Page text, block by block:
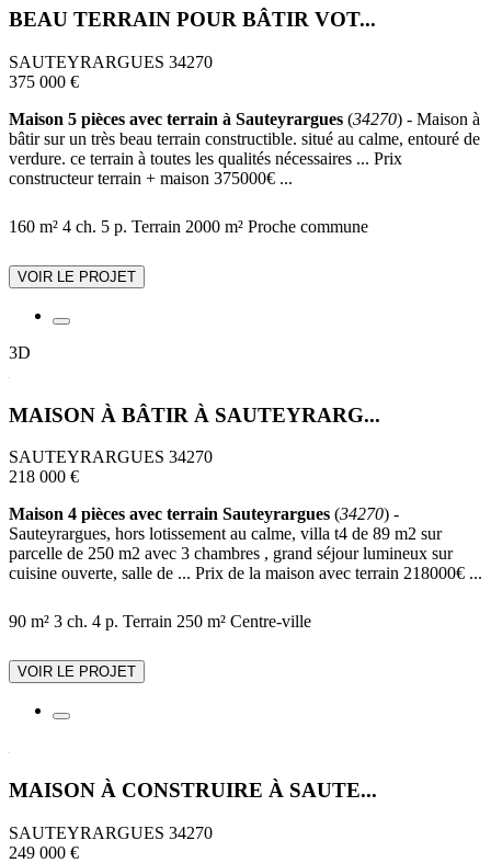
BEAU TERRAIN POUR BÂTIR VOT...
SAUTEYRARGUES 34270
375 000 €
Maison 5 pièces avec terrain à Sauteyrargues (34270) - Maison à
bâtir sur un très beau terrain constructible. situé au calme, entouré de
verdure. ce terrain à toutes les qualités nécessaires ... Prix
constructeur terrain + maison 375000€ ...
160 m² 4 ch. 5 p. Terrain 2000 m² Proche commune
VOIR LE PROJET
3D
MAISON À BÂTIR À SAUTEYRARG...
SAUTEYRARGUES 34270
218 000 €
Maison 4 pièces avec terrain Sauteyrargues (34270) -
Sauteyrargues, hors lotissement au calme, villa t4 de 89 m2 sur
parcelle de 250 m2 avec 3 chambres , grand séjour lumineux sur
cuisine ouverte, salle de ... Prix de la maison avec terrain 218000€ ...
90 m² 3 ch. 4 p. Terrain 250 m² Centre-ville
VOIR LE PROJET
MAISON À CONSTRUIRE À SAUTE...
SAUTEYRARGUES 34270
249 000 €